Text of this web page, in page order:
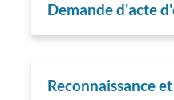
Demande d'acte
Reconnaissance